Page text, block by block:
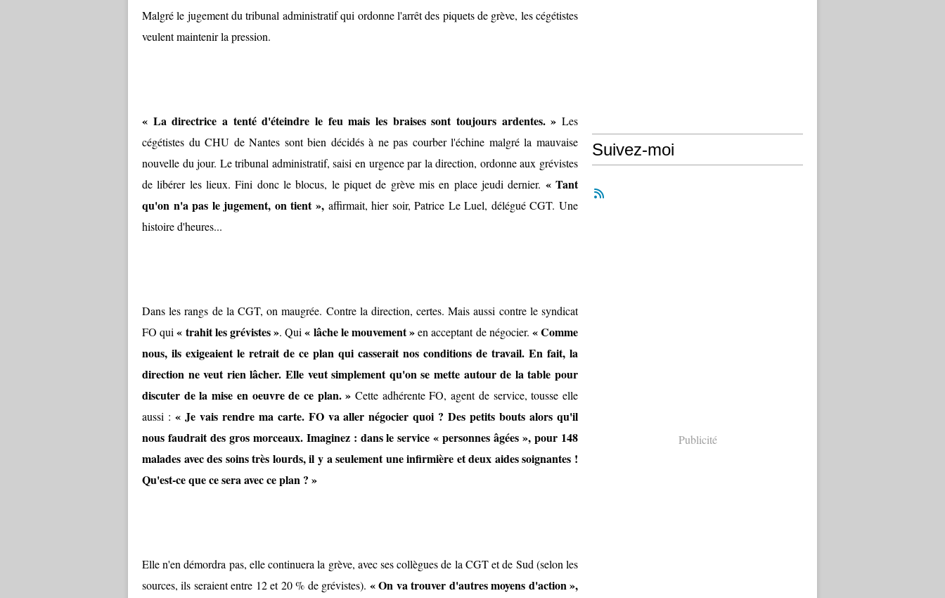
Malgré le jugement du tribunal administratif qui ordonne l'arrêt des piquets de grève, les cégétistes
veulent maintenir la pression.
« La directrice a tenté d'éteindre le feu mais les braises sont toujours ardentes. » Les
cégétistes du CHU de Nantes sont bien décidés à ne pas courber l'échine malgré la mauvaise
nouvelle du jour. Le tribunal administratif, saisi en urgence par la direction, ordonne aux grévistes
de libérer les lieux. Fini donc le blocus, le piquet de grève mis en place jeudi dernier. « Tant
qu'on n'a pas le jugement, on tient »,affirmait, hier soir, Patrice Le Luel, délégué CGT. Une
histoire d'heures...
Dans les rangs de la CGT, on maugrée. Contre la direction, certes. Mais aussi contre le syndicat
FO qui« trahit les grévistes ». Qui« lâche le mouvement »en acceptant de négocier. « Comme
nous, ils exigeaient le retrait de ce plan qui casserait nos conditions de travail. En fait, la
direction ne veut rien lâcher. Elle veut simplement qu'on se mette autour de la table pour
discuter de la mise en oeuvre de ce plan. » Cette adhérente FO, agent de service, tousse elle
aussi : « Je vais rendre ma carte. FO va aller négocier quoi ? Des petits bouts alors qu'il
nous faudrait des gros morceaux. Imaginez : dans le service « personnes âgées », pour 148
malades avec des soins très lourds, il y a seulement une infirmière et deux aides soignantes !
Qu'est-ce que ce sera avec ce plan ? »
Elle n'en démordra pas, elle continuera la grève, avec ses collègues de la CGT et de Sud (selon les
sources, ils seraient entre 12 et 20 % de grévistes). « On va trouver d'autres moyens d'action »,
Suivez-moi
Publicité